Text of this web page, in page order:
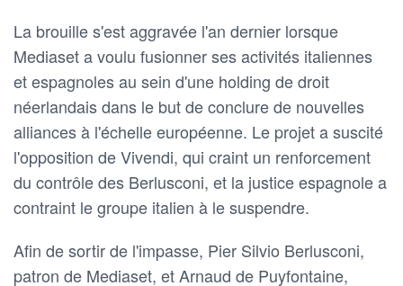
La brouille s'est aggravée l'an dernier lorsque
Mediaset a voulu fusionner ses activités italiennes
et espagnoles au sein d'une holding de droit
néerlandais dans le but de conclure de nouvelles
alliances à l'échelle européenne. Le projet a suscité
l'opposition de Vivendi, qui craint un renforcement
du contrôle des Berlusconi, et la justice espagnole a
contraint le groupe italien à le suspendre.
Afin de sortir de l'impasse, Pier Silvio Berlusconi,
patron de Mediaset, et Arnaud de Puyfontaine,